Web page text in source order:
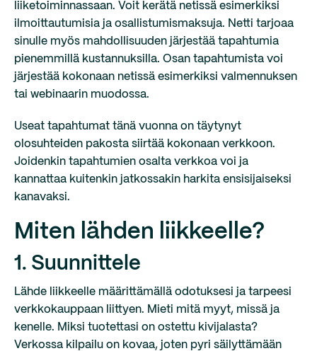
liiketoiminnassaan. Voit kerätä netissä esimerkiksi
ilmoittautumisia ja osallistumismaksuja. Netti tarjoaa
sinulle myös mahdollisuuden järjestää tapahtumia
pienemmillä kustannuksilla. Osan tapahtumista voi
järjestää kokonaan netissä esimerkiksi valmennuksen
tai webinaarin muodossa.
Useat tapahtumat tänä vuonna on täytynyt
olosuhteiden pakosta siirtää kokonaan verkkoon.
Joidenkin tapahtumien osalta verkkoa voi ja
kannattaa kuitenkin jatkossakin harkita ensisijaiseksi
kanavaksi.
Miten lähden liikkeelle?
1. Suunnittele
Lähde liikkeelle määrittämällä odotuksesi ja tarpeesi
verkkokauppaan liittyen. Mieti mitä myyt, missä ja
kenelle. Miksi tuotettasi on ostettu kivijalasta?
Verkossa kilpailu on kovaa, joten pyri säilyttämään